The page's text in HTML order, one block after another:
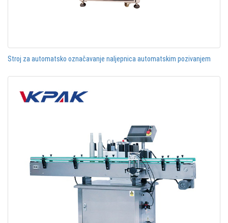
Stroj za automatsko označavanje naljepnica automatskim pozivanjem